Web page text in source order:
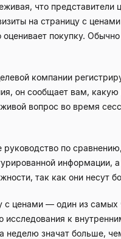
что
на страницу с
покупку.
компании
он сообщает вам,
вопрос во время
руководство по
информации,
так как они несут
с ценами — один из самых
к
неделю значат больше,